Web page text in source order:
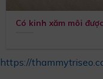
Có kinh xăm môi
https://